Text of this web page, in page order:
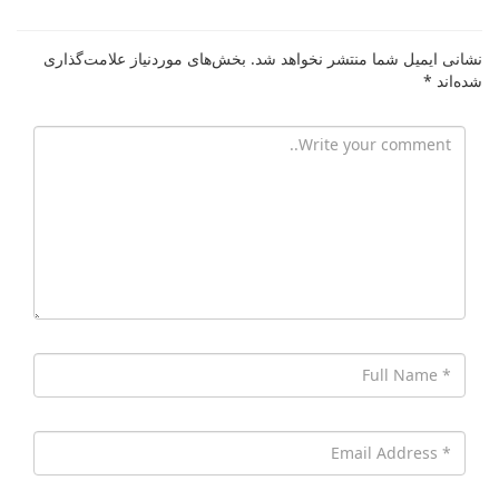
نشانی ایمیل شما منتشر نخواهد شد. بخش‌های موردنیاز علامت‌گذاری
شده‌اند *